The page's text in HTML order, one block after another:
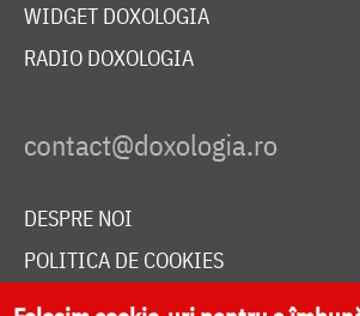
WIDGET DOXOLOGIA
RADIO DOXOLOGIA
DESPRE NOI
POLITICA DE COOKIES
DONEAZĂ ONLINE PENTRU